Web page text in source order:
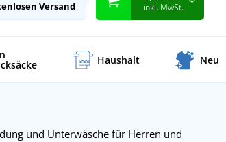
Versand inkl. MwSt.
Haushalt Neu
und Unterwäsche für Herren und